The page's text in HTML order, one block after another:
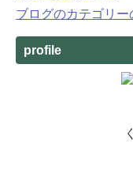
ブログのカテゴリー
profile